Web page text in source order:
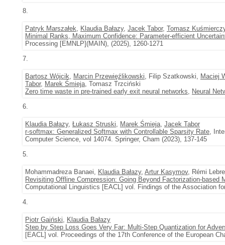
8.
Patryk Marszałek, Klaudia Bałazy, Jacek Tabor, Tomasz
Minimal Ranks, Maximum Confidence: Parameter-efficient
Processing [EMNLP](MAIN), (2025), 1260-1271
7.
Bartosz Wójcik, Marcin Przewięźlikowski, Filip Szatkowski, Maciej
Tabor, Marek Śmieja, Tomasz Trzciński
Zero time waste in pre-trained early exit neural networks, Neural
6.
Klaudia Bałazy, Łukasz Struski, Marek Śmieja, Jacek Tabor
r-softmax: Generalized Softmax with Controllable Sparsity Rate,
Computer Science, vol 14074. Springer, Cham (2023), 137-145
5.
Mohammadreza Banaei, Klaudia Bałazy, Artur Kasymov, Rémi
Revisiting Offline Compression: Going Beyond Factorization-based
Computational Linguistics [EACL] vol. Findings of the Association
4.
Piotr Gaiński, Klaudia Bałazy
Step by Step Loss Goes Very Far: Multi-Step Quantization for
[EACL] vol. Proceedings of the 17th Conference of the European